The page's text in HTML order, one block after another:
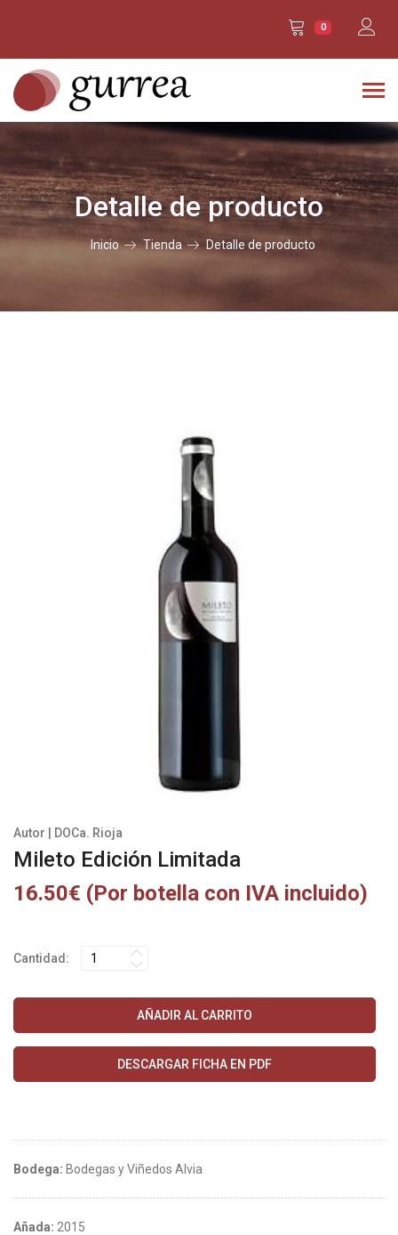
0
Detalle de producto
Inicio Tienda Detalle de producto
Autor | DOCa. Rioja
Mileto Edición Limitada
16.50€ (Por botella con IVA incluido)
Cantidad:
AÑADIR AL CARRITO
DESCARGAR FICHA EN PDF
Bodega: Bodegas y Viñedos Alvia
Añada: 2015